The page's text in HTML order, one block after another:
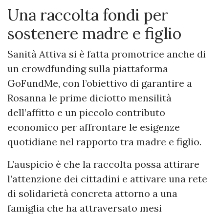
Una raccolta fondi per
sostenere madre e figlio
Sanità Attiva si è fatta promotrice anche di
un crowdfunding sulla piattaforma
GoFundMe, con l’obiettivo di garantire a
Rosanna le prime diciotto mensilità
dell’affitto e un piccolo contributo
economico per affrontare le esigenze
quotidiane nel rapporto tra madre e figlio.
L’auspicio è che la raccolta possa attirare
l’attenzione dei cittadini e attivare una rete
di solidarietà concreta attorno a una
famiglia che ha attraversato mesi